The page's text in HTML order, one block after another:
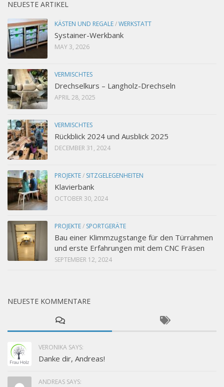
NEUESTE ARTIKEL
KÄSTEN UND REGALE/WERKSTATT
Systainer-Werkbank
MAY 3, 2026
VERMISCHTES
Drechselkurs – Langholz-Drechseln
APRIL 28, 2025
VERMISCHTES
Rückblick 2024 und Ausblick 2025
DECEMBER 31, 2024
PROJEKTE/ SITZGELEGENHEITEN
Klavierbank
OCTOBER 30, 2024
PROJEKTE/ SPORTGERÄTE
Bau einer Klimmzugstange für den Türrahmen
und erste Erfahrungen mit dem CNC Fräsen
SEPTEMBER 12, 2024
NEUESTE KOMMENTARE
VERONIKA SAYS:
Danke dir, Andreas!
ANDREAS SAYS: